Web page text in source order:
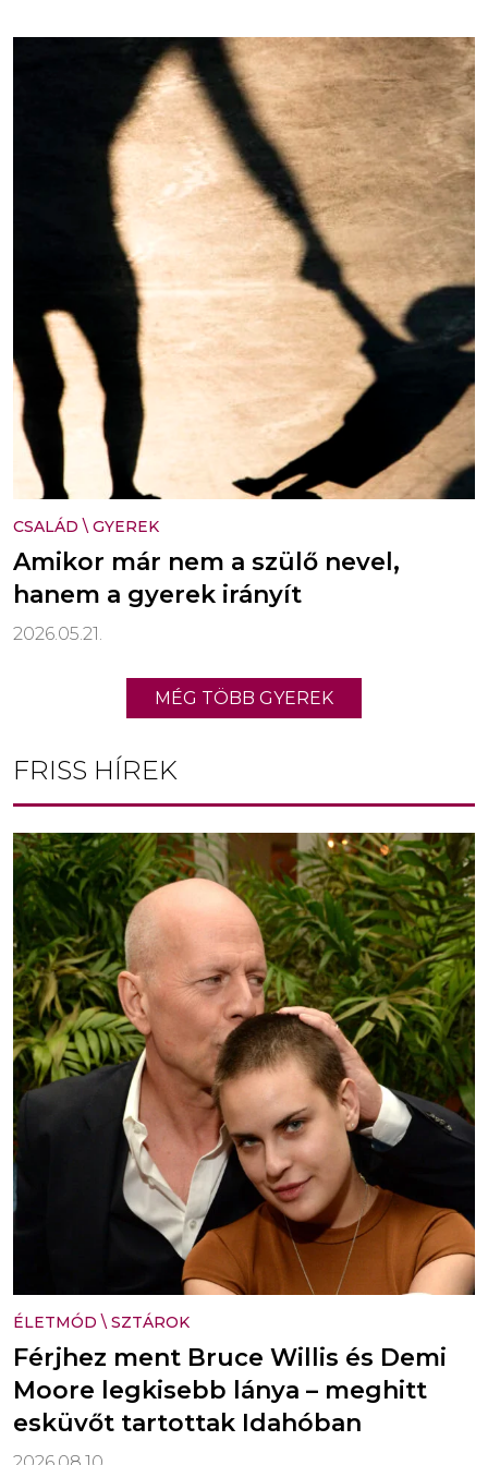
CSALÁD \ GYEREK
Amikor már nem a szülő nevel,
hanem a gyerek irányít
2026.05.21.
MÉG TÖBB GYEREK
FRISS HÍREK
ÉLETMÓD \ SZTÁROK
Férjhez ment Bruce Willis és Demi
Moore legkisebb lánya – meghitt
esküvőt tartottak Idahóban